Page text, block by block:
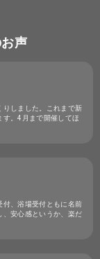
声
りしました。これまで新
す。4月まで開催してほ
付、浴場受付ともに名前
、安心感というか、楽だ